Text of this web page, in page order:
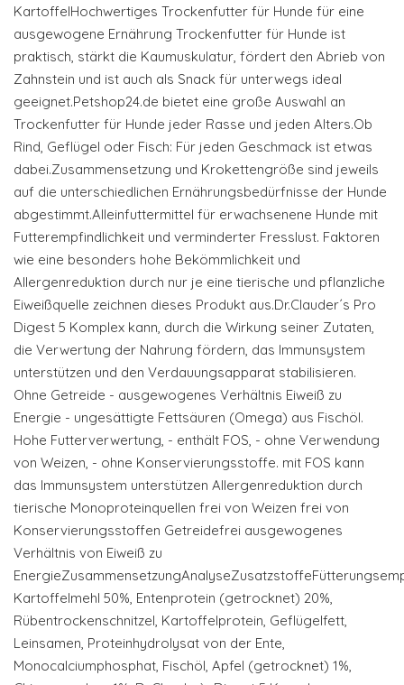
KartoffelHochwertiges Trockenfutter für Hunde für eine
ausgewogene Ernährung Trockenfutter für Hunde ist
praktisch, stärkt die Kaumuskulatur, fördert den Abrieb von
Zahnstein und ist auch als Snack für unterwegs ideal
geeignet.Petshop24.de bietet eine große Auswahl an
Trockenfutter für Hunde jeder Rasse und jeden Alters.Ob
Rind, Geflügel oder Fisch: Für jeden Geschmack ist etwas
dabei.Zusammensetzung und Krokettengröße sind jeweils
auf die unterschiedlichen Ernährungsbedürfnisse der Hunde
abgestimmt.Alleinfuttermittel für erwachsenene Hunde mit
Futterempfindlichkeit und verminderter Fresslust. Faktoren
wie eine besonders hohe Bekömmlichkeit und
Allergenreduktion durch nur je eine tierische und pflanzliche
Eiweißquelle zeichnen dieses Produkt aus.Dr.Clauder´s Pro
Digest 5 Komplex kann, durch die Wirkung seiner Zutaten,
die Verwertung der Nahrung fördern, das Immunsystem
unterstützen und den Verdauungsapparat stabilisieren.
Ohne Getreide - ausgewogenes Verhältnis Eiweiß zu
Energie - ungesättigte Fettsäuren (Omega) aus Fischöl.
Hohe Futterverwertung, - enthält FOS, - ohne Verwendung
von Weizen, - ohne Konservierungsstoffe. mit FOS kann
das Immunsystem unterstützen Allergenreduktion durch
tierische Monoproteinquellen frei von Weizen frei von
Konservierungsstoffen Getreidefrei ausgewogenes
Verhältnis von Eiweiß zu
Kartoffelmehl 50%, Entenprotein (getrocknet) 20%,
Rübentrockenschnitzel, Kartoffelprotein, Geflügelfett,
Leinsamen, Proteinhydrolysat von der Ente,
Monocalciumphosphat, Fischöl, Apfel (getrocknet) 1%,